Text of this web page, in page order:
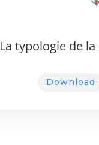
La typologie de
Download